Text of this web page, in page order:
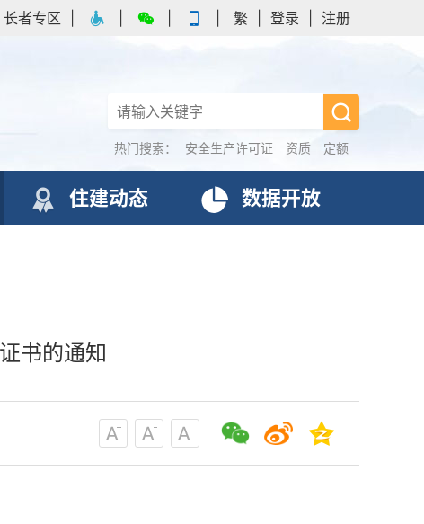
长者专区 繁 登录 注册
热门搜索： 安全生产许可证 资质 定额
住建动态 数据开放
书的通知